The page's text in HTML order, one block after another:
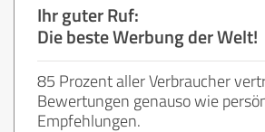
Ihr guter Ruf:
Die beste Werbung der Welt!
85 Prozent aller Verbraucher
Bewertungen genauso wie
Empfehlungen.